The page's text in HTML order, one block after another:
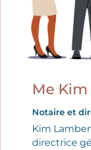
Me
Notaire et
Kim
directrice